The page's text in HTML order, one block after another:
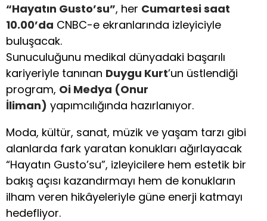
“Hayatın Gusto’su”, her Cumartesi saat
10.00’da CNBC-e ekranlarında izleyiciyle
buluşacak.
Sunuculuğunu medikal dünyadaki başarılı
kariyeriyle tanınan Duygu Kurt’un üstlendiği
program, Oi Medya (Onur
İliman) yapımcılığında hazırlanıyor.
Moda, kültür, sanat, müzik ve yaşam tarzı gibi
alanlarda fark yaratan konukları ağırlayacak
“Hayatın Gusto’su”, izleyicilere hem estetik bir
bakış açısı kazandırmayı hem de konukların
ilham veren hikâyeleriyle güne enerji katmayı
hedefliyor.